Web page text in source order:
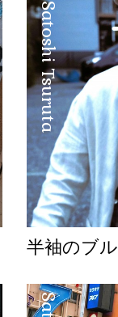
Satoshi Tsuruta
半袖のブ